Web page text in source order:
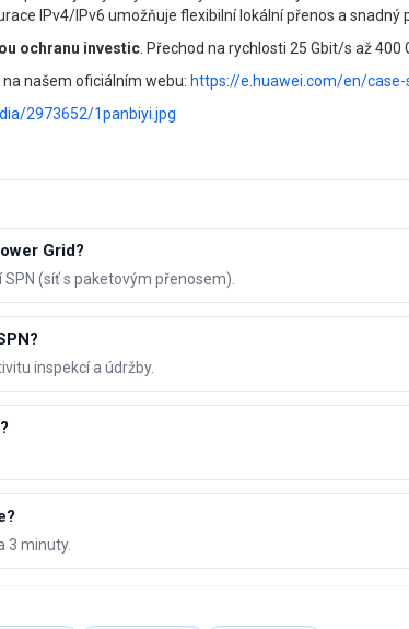
IPv4/IPv6 umožňuje flexibilní lokální přenos a
ochranu investic . Přechod na rychlosti 25 Gbit/s až
našem oficiálním webu: https://e.huawei.com/en/
2973652/1panbiyi.jpg
Grid?
(síť s paketovým přenosem).
inspekcí a údržby.
3 minuty.